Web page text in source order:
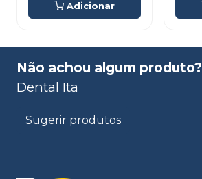
Adicionar
Não achou algum produto?
Dental Ita
Sugerir produtos